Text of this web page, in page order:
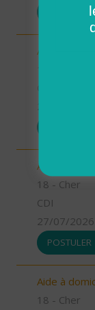
Aide à
Aide à
18 - Cher
CDI
27/07/2026
POSTULER
Aide à
18 - Cher